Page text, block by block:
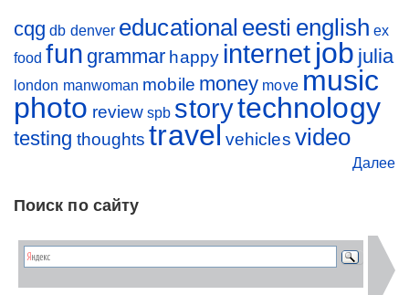
cqg db denver educational eesti english ex
food fun grammar happy internet job julia
london manwoman mobile money move music
photo review spb storytechnology
testing thoughts travel vehicles video
Далее
Поиск по сайту